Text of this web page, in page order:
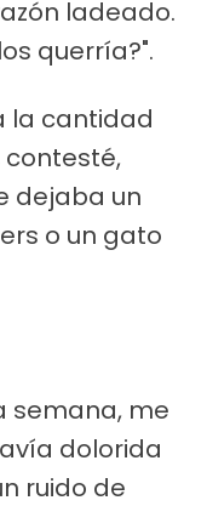
ladeado.
querría?".
la cantidad
contesté,
dejaba un
o un gato
semana, me
dolorida
ruido de